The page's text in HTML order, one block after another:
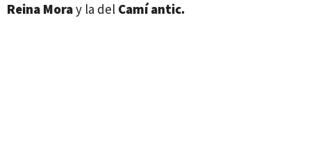
Reina Moray la del Camí antic.